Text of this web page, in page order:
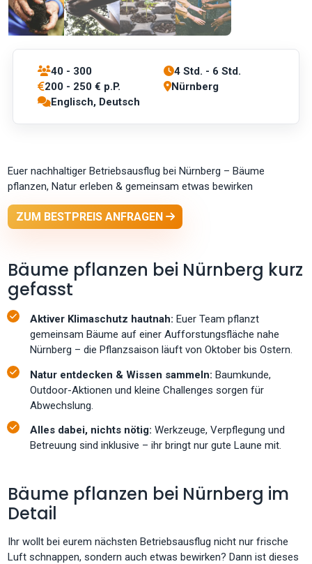
40 - 300
4 Std. - 6 Std.
200 - 250 € p.P.
Nürnberg
Englisch, Deutsch
Euer nachhaltiger Betriebsausflug bei Nürnberg – Bäume
pflanzen, Natur erleben & gemeinsam etwas bewirken
ZUM BESTPREIS ANFRAGEN
Bäume pflanzen bei Nürnberg kurz
gefasst
Aktiver Klimaschutz hautnah: Euer Team pflanzt
gemeinsam Bäume auf einer Aufforstungsfläche nahe
Nürnberg – die Pflanzsaison läuft von Oktober bis Ostern.
Natur entdecken & Wissen sammeln: Baumkunde,
Outdoor-Aktionen und kleine Challenges sorgen für
Abwechslung.
Alles dabei, nichts nötig: Werkzeuge, Verpflegung und
Betreuung sind inklusive – ihr bringt nur gute Laune mit.
Bäume pflanzen bei Nürnberg im
Detail
Ihr wollt bei eurem nächsten Betriebsausflug nicht nur frische
Luft schnappen, sondern auch etwas bewirken? Dann ist dieses